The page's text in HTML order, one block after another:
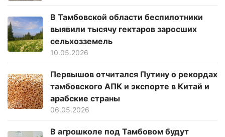
В Тамбовской области беспилотники
выявили тысячу гектаров заросших
сельхозземель
10.05.2026
Первышов отчитался Путину о рекордах
тамбовского АПК и экспорте в Китай и
арабские страны
06.05.2026
В агрошколе под Тамбовом будут